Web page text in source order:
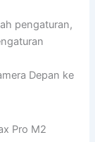
pengaturan,
Depan ke